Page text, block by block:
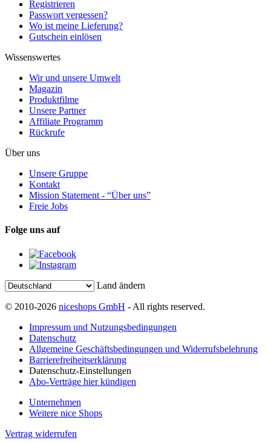
Registrieren
Passwort vergessen?
Wo ist meine Lieferung?
Gutschein einlösen
Wissenswertes
Wir und unsere Umwelt
Magazin
Produktfilme
Unsere Partner
Affiliate Programm
Rückrufe
Über uns
Unsere Gruppe
Kontakt
Mission Statement - “Über uns”
Freie Jobs
Folge uns auf
Land ändern
© 2010-2026 niceshops GmbH - All rights reserved.
Impressum und Nutzungsbedingungen
Datenschutz
Allgemeine Geschäftsbedingungen und Widerrufsbelehrung
Barrierefreiheitserklärung
Datenschutz-Einstellungen
Abo-Verträge hier kündigen
Unternehmen
Weitere nice Shops
Vertrag widerrufen